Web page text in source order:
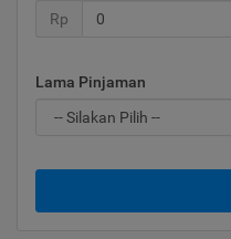
Rp
Lama Pinjaman